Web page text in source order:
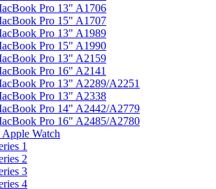
Pro 13" A1706
Pro 15" A1707
Pro 13" A1989
Pro 15" A1990
Pro 13" A2159
Pro 16" A2141
Pro 13" A2289/A2251
Pro 13" A2338
Pro 14" A2442/A2779
Pro 16" A2485/A2780
Watch
1
2
3
4